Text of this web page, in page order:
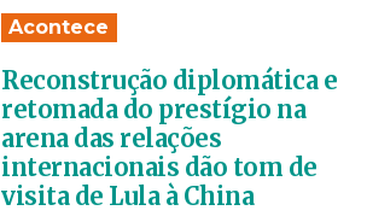
Acontece
Reconstrução diplomática e
retomada do prestígio na
arena das relações
internacionais dão tom de
visita de Lula à China